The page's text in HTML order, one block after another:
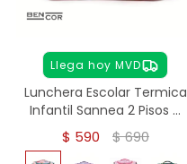
Llega hoy MVD
Lunchera Escolar Termica
Infantil Sannea 2 Pisos 7
Litros - rosado
$ 590 $690